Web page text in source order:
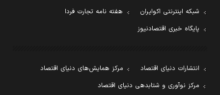
شبکه اینترنتی اکوایران
هفته نامه تجارت فردا
پایگاه خبری اقتصادنیوز
انتشارات دنیای اقتصاد
مرکز همایش‌های دنیای اقتصاد
مرکز نوآوری و شتابدهی دنیای اقتصاد